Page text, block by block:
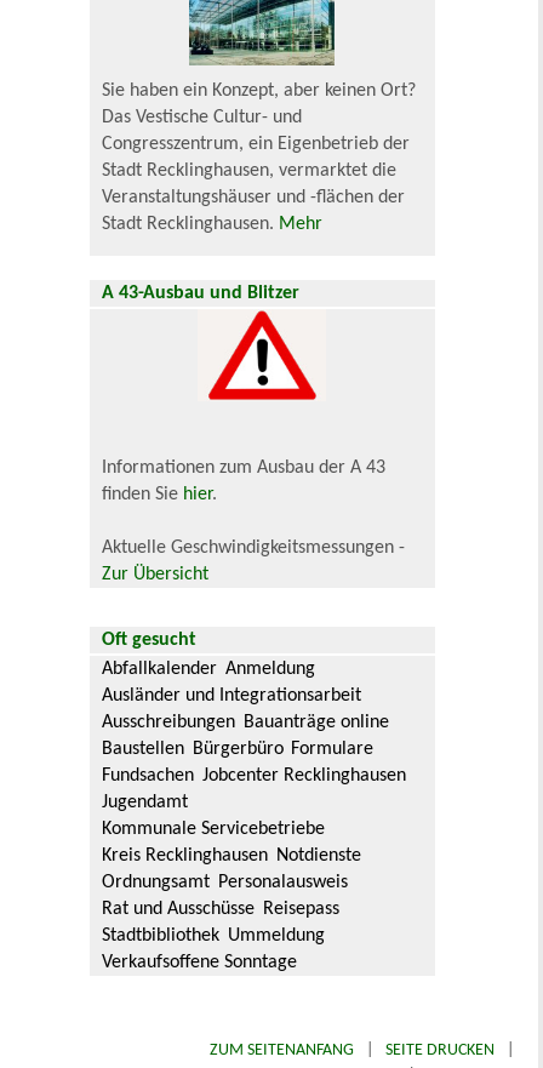
Sie haben ein Konzept, aber keinen Ort?
Das Vestische Cultur- und
Congresszentrum, ein Eigenbetrieb der
Stadt Recklinghausen, vermarktet die
Veranstaltungshäuser und -flächen der
Stadt Recklinghausen. Mehr
A 43-Ausbau und Blitzer
Informationen zum Ausbau der A 43
finden Sie hier.
Aktuelle Geschwindigkeitsmessungen -
Zur Übersicht
Oft gesucht
Abfallkalender Anmeldung
Ausländer und Integrationsarbeit
Ausschreibungen Bauanträge online
Baustellen Bürgerbüro Formulare
Fundsachen Jobcenter Recklinghausen
Jugendamt
Kommunale Servicebetriebe
Kreis Recklinghausen Notdienste
Ordnungsamt Personalausweis
Rat und Ausschüsse Reisepass
Stadtbibliothek Ummeldung
Verkaufsoffene Sonntage
ZUM SEITENANFANG SEITE DRUCKEN